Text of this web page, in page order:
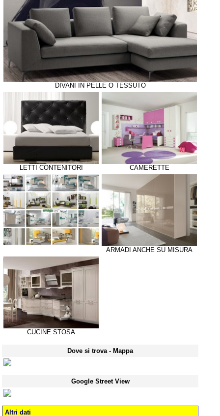
DIVANI IN PELLE O TESSUTO
LETTI CONTENITORI CAMERETTE
ARMADI ANCHE SU MISURA
CUCINE STOSA
Dove si trova - Mappa
Google Street View
Altri dati